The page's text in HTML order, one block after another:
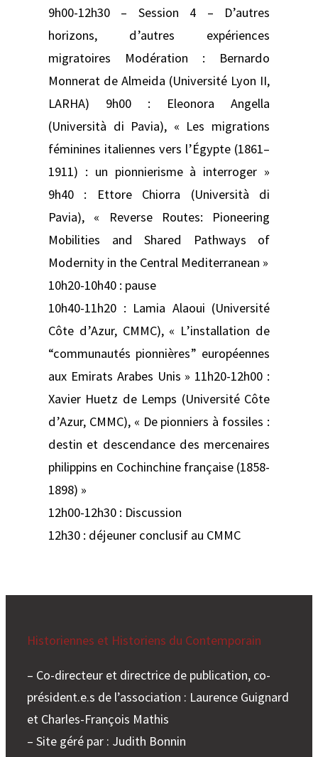
9h00-12h30 – Session 4 – D’autres
horizons, d’autres expériences
migratoires Modération : Bernardo
Monnerat de Almeida (Université Lyon II,
LARHA) 9h00 : Eleonora Angella
(Università di Pavia), « Les migrations
féminines italiennes vers l’Égypte (1861–
1911) : un pionnierisme à interroger »
9h40 : Ettore Chiorra (Università di
Pavia), « Reverse Routes: Pioneering
Mobilities and Shared Pathways of
Modernity in the Central Mediterranean »
10h20-10h40 : pause
10h40-11h20 : Lamia Alaoui (Université
Côte d’Azur, CMMC), « L’installation de
“communautés pionnières” européennes
aux Emirats Arabes Unis » 11h20-12h00 :
Xavier Huetz de Lemps (Université Côte
d’Azur, CMMC), « De pionniers à fossiles :
destin et descendance des mercenaires
philippins en Cochinchine française (1858-
1898) »
12h00-12h30 : Discussion
12h30 : déjeuner conclusif au CMMC
Historiennes et Historiens du Contemporain
– Co-directeur et directrice de publication, co-
président.e.s de l’association : Laurence Guignard
et Charles-François Mathis
– Site géré par : Judith Bonnin